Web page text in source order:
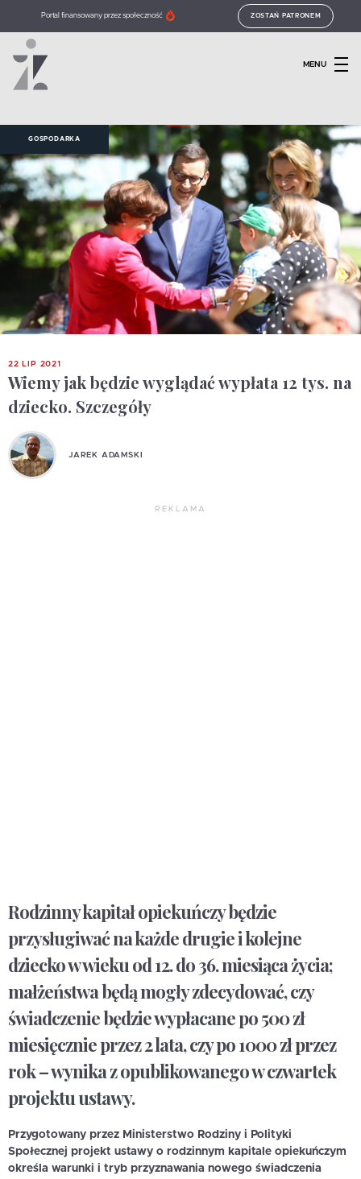
Portal finansowany przez społeczność ZOSTAŃ PATRONEM
MENU
GOSPODARKA
22 LIP 2021
Wiemy jak będzie wyglądać wypłata 12 tys. na
dziecko. Szczegóły
JAREK ADAMSKI
REKLAMA
Rodzinny kapitał opiekuńczy będzie
przysługiwać na każde drugie i kolejne
dziecko w wieku od 12. do 36. miesiąca życia;
małżeństwa będą mogły zdecydować, czy
świadczenie będzie wypłacane po 500 zł
miesięcznie przez 2 lata, czy po 1000 zł przez
rok – wynika z opublikowanego w czwartek
projektu ustawy.
Przygotowany przez Ministerstwo Rodziny i Polityki
Społecznej projekt ustawy o rodzinnym kapitale opiekuńczym
określa warunki i tryb przyznawania nowego świadczenia